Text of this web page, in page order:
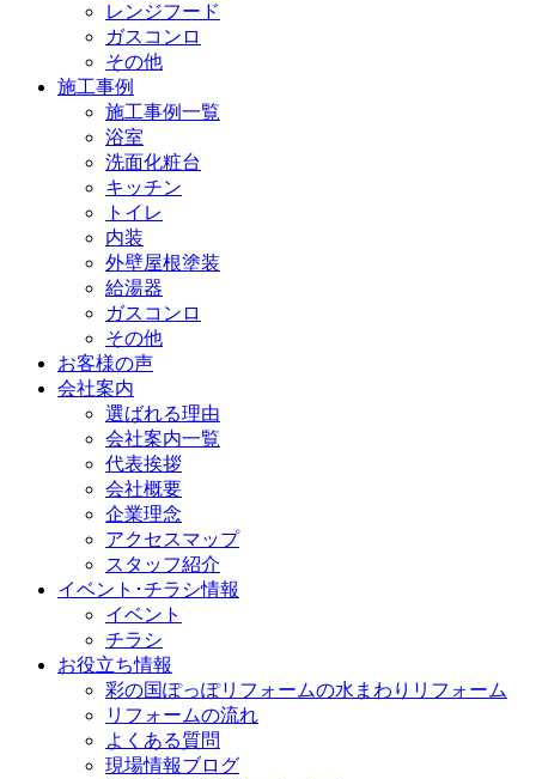
レンジフード
ガスコンロ
その他
施工事例
施工事例一覧
浴室
洗面化粧台
キッチン
トイレ
内装
外壁屋根塗装
給湯器
ガスコンロ
その他
お客様の声
会社案内
選ばれる理由
会社案内一覧
代表挨拶
会社概要
企業理念
アクセスマップ
スタッフ紹介
イベント･チラシ情報
イベント
チラシ
お役立ち情報
彩の国ぽっぽリフォームの水まわりリフォーム
リフォームの流れ
よくある質問
現場情報ブログ